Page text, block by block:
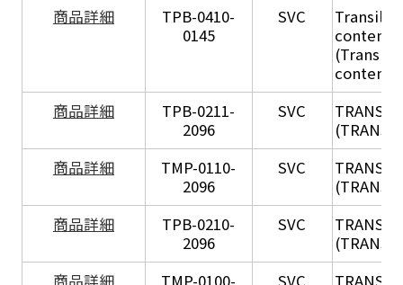
商品詳細
TPB-0410-
0145
SVC
Transil
content
(Transil
content
商品詳細
TPB-0211-
2096
SVC TRANSIL
商品詳細
TMP-0110-
2096
SVC TRANSIL
商品詳細
TPB-0210-
2096
SVC TRANSIL
商品詳細
TMP-0100-
SVC TRANSIL